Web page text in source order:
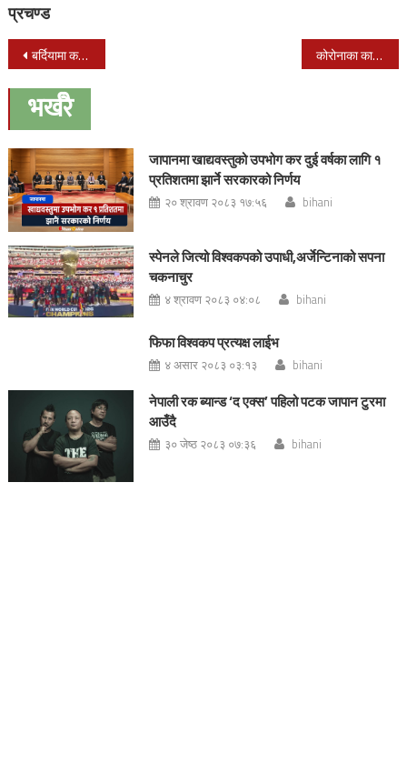
प्रचण्ड
Post
navigation
बर्दियामा कर्णाली नदीको तटबन्ध फुट्न थाल्यो कोरोनाका कारण वीरगन्ज र चितवनमा थप २ जनाको ज्यान गयो
भर्खरै
जापानमा खाद्यवस्तुको उपभोग कर दुई वर्षका लागि १
प्रतिशतमा झार्ने सरकारको निर्णय
२० श्रावण २०८३ १७:५६ bihani
स्पेनले जित्यो विश्वकपको उपाधी,अर्जेन्टिनाको सपना
चकनाचुर
४ श्रावण २०८३ ०४:०८ bihani
फिफा विश्वकप प्रत्यक्ष लाईभ
४ असार २०८३ ०३:१३ bihani
नेपाली रक ब्यान्ड ‘द एक्स’ पहिलो पटक जापान टुरमा
आउँदै
३० जेष्ठ २०८३ ०७:३६ bihani